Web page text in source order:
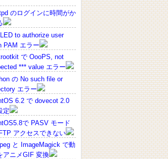
のログインに時間がか
to authorize user
PAM エラー
で OooPS, not
*** value エラー
の No such file or
エラー
6.2 で dovecot 2.0
定
で PASV モード
アクセスできない
と ImageMagick で動
アニメGIF 変換